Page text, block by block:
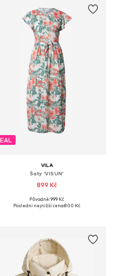
VILA
Šaty 'VISUN'
899 Kč
Dostupné velikosti: 34, 36, 38, 40
Původně: 999 Kč
Poslední nejnižší cena:800 Kč